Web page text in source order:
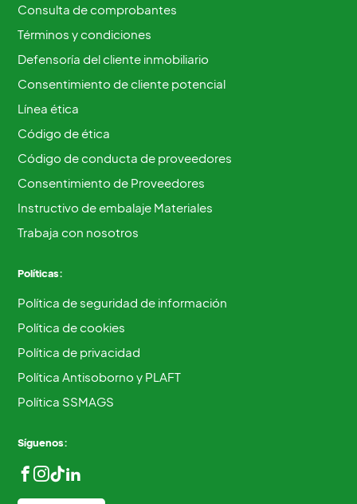
Consulta de comprobantes
Términos y condiciones
Defensoría del cliente inmobiliario
Consentimiento de cliente potencial
Línea ética
Código de ética
Código de conducta de proveedores
Consentimiento de Proveedores
Instructivo de embalaje Materiales
Trabaja con nosotros
Políticas:
Política de seguridad de información
Política de cookies
Política de privacidad
Política Antisoborno y PLAFT
Política SSMAGS
Síguenos: